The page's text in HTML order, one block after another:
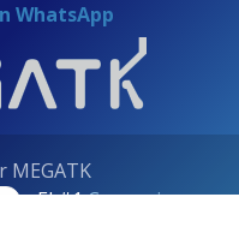
WhatsApp
MEGATK
- El #1Comercio